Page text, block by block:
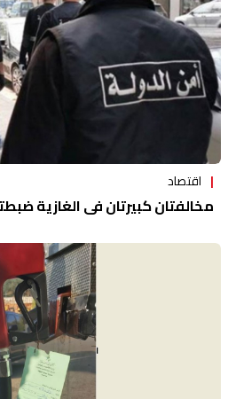
اقتصاد
مخالفتان كبيرتان في الغازية